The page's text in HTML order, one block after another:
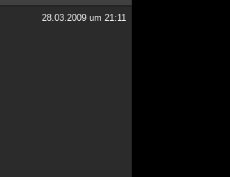
28.03.2009 um 21:11